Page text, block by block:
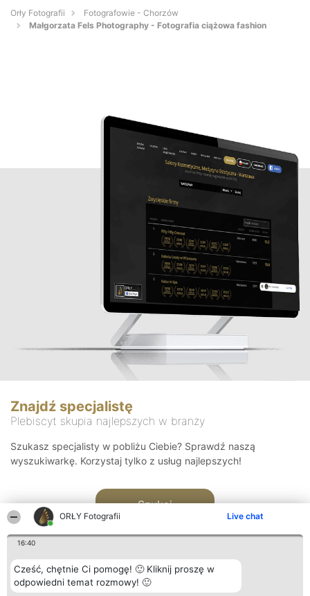
ORŁY Fotografii Live chat
16:40
Cześć, chętnie Ci pomogę! 🙂 Kliknij proszę w
odpowiedni temat rozmowy! 🙂
Orły Fotografii
Fotografowie - Chorzów
Małgorzata Fels Photography - Fotografia ciążowa fashion
Znajdź specjalistę
Plebiscyt skupia najlepszych w branży
Szukasz specjalisty w pobliżu Ciebie? Sprawdź naszą
wyszukiwarkę. Korzystaj tylko z usług najlepszych!
Szukaj